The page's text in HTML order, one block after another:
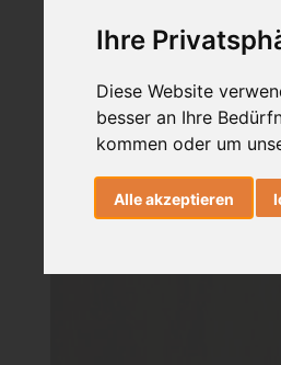
Ihre
Diese Website
besser an Ihre
kommen oder um
Alle akzeptieren